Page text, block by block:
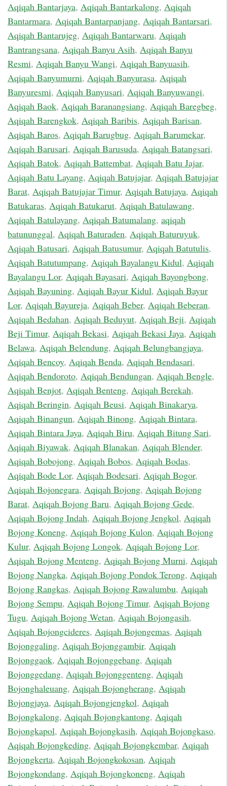
Aqiqah Bantarjaya, Aqiqah Bantarkalong, Aqiqah
Bantarmara, Aqiqah Bantarpanjang, Aqiqah Bantarsari,
Aqiqah Bantarujeg, Aqiqah Bantarwaru, Aqiqah
Bantrangsana, Aqiqah Banyu Asih, Aqiqah Banyu
Resmi, Aqiqah Banyu Wangi, Aqiqah Banyuasih,
Aqiqah Banyumurni, Aqiqah Banyurasa, Aqiqah
Banyuresmi, Aqiqah Banyusari, Aqiqah Banyuwangi,
Aqiqah Baok, Aqiqah Baranangsiang, Aqiqah Baregbeg,
Aqiqah Barengkok, Aqiqah Baribis, Aqiqah Barisan,
Aqiqah Baros, Aqiqah Barugbug, Aqiqah Barumekar,
Aqiqah Barusari, Aqiqah Barusuda, Aqiqah Batangsari,
Aqiqah Batok, Aqiqah Battembat, Aqiqah Batu Jajar,
Aqiqah Batu Layang, Aqiqah Batujajar, Aqiqah Batujajar
Barat, Aqiqah Batujajar Timur, Aqiqah Batujaya, Aqiqah
Batukaras, Aqiqah Batukarut, Aqiqah Batulawang,
Aqiqah Batulayang, Aqiqah Batumalang, aqiqah
batununggal, Aqiqah Baturaden, Aqiqah Baturuyuk,
Aqiqah Batusari, Aqiqah Batusumur, Aqiqah Batutulis,
Aqiqah Batutumpang, Aqiqah Bayalangu Kidul, Aqiqah
Bayalangu Lor, Aqiqah Bayasari, Aqiqah Bayongbong,
Aqiqah Bayuning, Aqiqah Bayur Kidul, Aqiqah Bayur
Lor, Aqiqah Bayureja, Aqiqah Beber, Aqiqah Beberan,
Aqiqah Bedahan, Aqiqah Beduyut, Aqiqah Beji, Aqiqah
Beji Timur, Aqiqah Bekasi, Aqiqah Bekasi Jaya, Aqiqah
Belawa, Aqiqah Belendung, Aqiqah Belungbangjaya,
Aqiqah Bencoy, Aqiqah Benda, Aqiqah Bendasari,
Aqiqah Bendoroto, Aqiqah Bendungan, Aqiqah Bengle,
Aqiqah Benjot, Aqiqah Benteng, Aqiqah Berekah,
Aqiqah Beringin, Aqiqah Beusi, Aqiqah Binakarya,
Aqiqah Binangun, Aqiqah Binong, Aqiqah Bintara,
Aqiqah Bintara Jaya, Aqiqah Biru, Aqiqah Bitung Sari,
Aqiqah Biyawak, Aqiqah Blanakan, Aqiqah Blender,
Aqiqah Bobojong, Aqiqah Bobos, Aqiqah Bodas,
Aqiqah Bode Lor, Aqiqah Bodesari, Aqiqah Bogor,
Aqiqah Bojonegara, Aqiqah Bojong, Aqiqah Bojong
Barat, Aqiqah Bojong Baru, Aqiqah Bojong Gede,
Aqiqah Bojong Indah, Aqiqah Bojong Jengkol, Aqiqah
Bojong Koneng, Aqiqah Bojong Kulon, Aqiqah Bojong
Kulur, Aqiqah Bojong Longok, Aqiqah Bojong Lor,
Aqiqah Bojong Menteng, Aqiqah Bojong Murni, Aqiqah
Bojong Nangka, Aqiqah Bojong Pondok Terong, Aqiqah
Bojong Rangkas, Aqiqah Bojong Rawalumbu, Aqiqah
Bojong Sempu, Aqiqah Bojong Timur, Aqiqah Bojong
Tugu, Aqiqah Bojong Wetan, Aqiqah Bojongasih,
Aqiqah Bojongcideres, Aqiqah Bojongemas, Aqiqah
Bojonggaling, Aqiqah Bojonggambir, Aqiqah
Bojonggaok, Aqiqah Bojonggebang, Aqiqah
Bojonggedang, Aqiqah Bojonggenteng, Aqiqah
Bojonghaleuang, Aqiqah Bojongherang, Aqiqah
Bojongjaya, Aqiqah Bojongjengkol, Aqiqah
Bojongkalong, Aqiqah Bojongkantong, Aqiqah
Bojongkapol, Aqiqah Bojongkasih, Aqiqah Bojongkaso,
Aqiqah Bojongkeding, Aqiqah Bojongkembar, Aqiqah
Bojongkerta, Aqiqah Bojongkokosan, Aqiqah
Bojongkondang, Aqiqah Bojongkoneng, Aqiqah